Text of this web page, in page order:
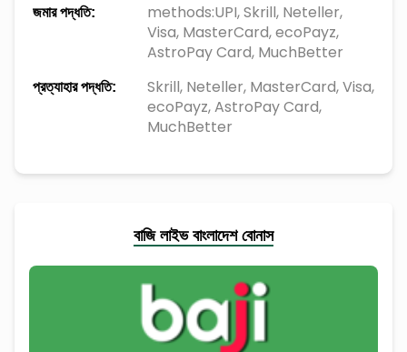
জমার পদ্ধতি:
methods:UPI, Skrill, Neteller,
Visa, MasterCard, ecoPayz,
AstroPay Card, MuchBetter
প্রত্যাহার পদ্ধতি:
Skrill, Neteller, MasterCard, Visa,
ecoPayz, AstroPay Card,
MuchBetter
বাজি লাইভ বাংলাদেশ বোনাস